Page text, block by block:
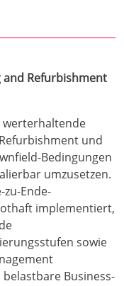
Refurbishment
werterhaltende
und
Bedingungen
umzusetzen.
zu-Ende-
implementiert,
sowie
Business-